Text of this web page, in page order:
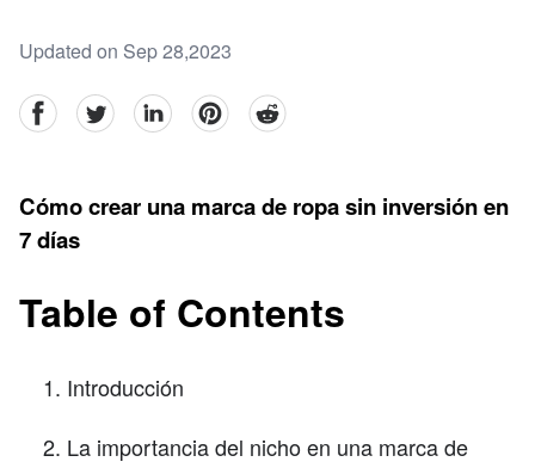
Updated on Sep 28,2023
facebookTwitter linkedinpinterestreddit
Cómo crear una marca de ropa sin inversión en
7 días
Table of Contents
Introducción
La importancia del nicho en una marca de